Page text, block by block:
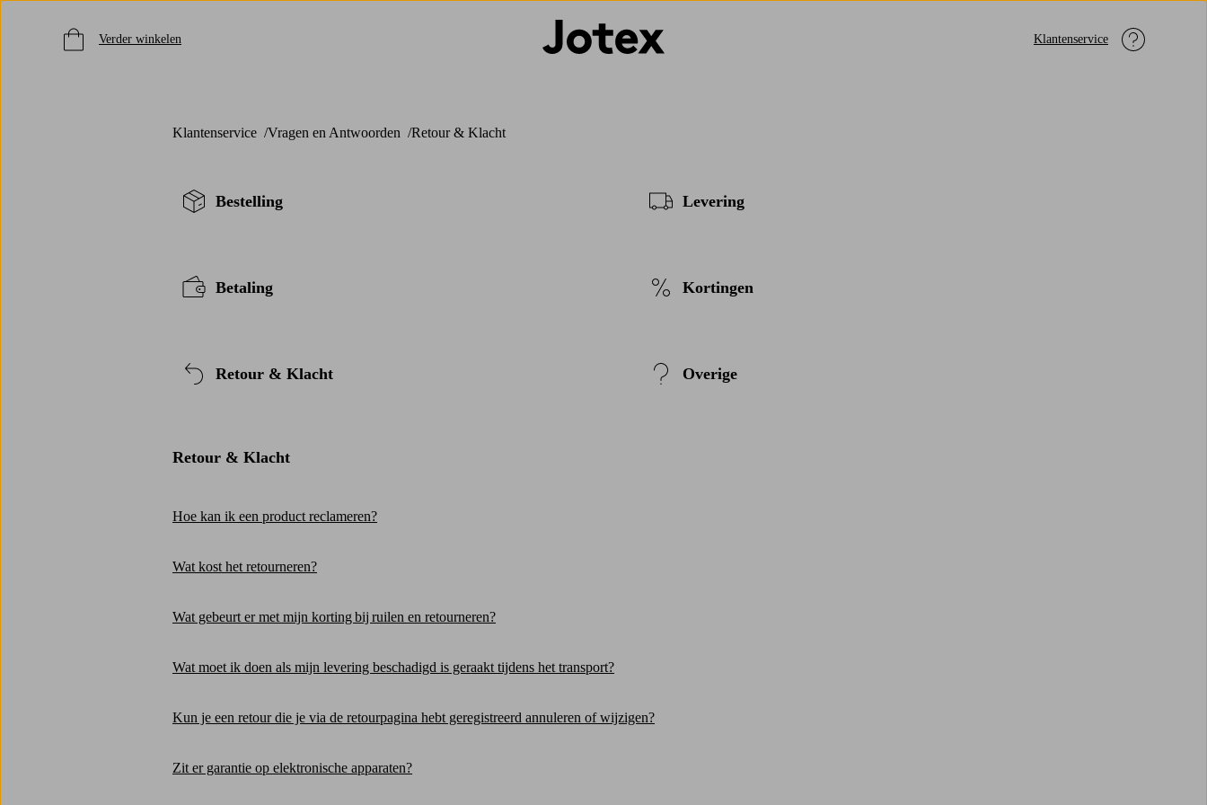
Verder winkelen Klantenservice
Klantenservice Vragen en Antwoorden Retour & Klacht
Bestelling Levering
Betaling Kortingen
Retour & Klacht Overige
Retour & Klacht
Hoe kan ik een product reclameren?
Wat kost het retourneren?
Wat gebeurt er met mijn korting bij ruilen en retourneren?
Wat moet ik doen als mijn levering beschadigd is geraakt tijdens het transport?
Kun je een retour die je via de retourpagina hebt geregistreerd annuleren of wijzigen?
Zit er garantie op elektronische apparaten?